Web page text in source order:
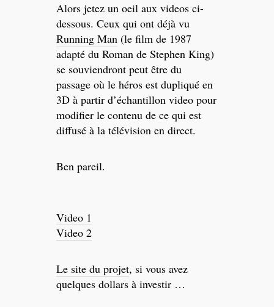
Alors jetez un oeil aux videos ci-
dessous. Ceux qui ont déjà vu
Running Man (le film de 1987
adapté du Roman de Stephen King)
se souviendront peut être du
passage où le héros est dupliqué en
3D à partir d’échantillon video pour
modifier le contenu de ce qui est
diffusé à la télévision en direct.
Ben pareil.
Video 1
Video 2
Le site du projet, si vous avez
quelques dollars à investir …